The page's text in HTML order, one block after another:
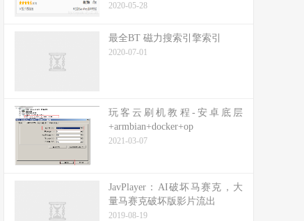
2020-05-28
最全BT 磁力搜索引擎索引
2020-07-01
玩客云刷机教程-安卓底层
+armbian+docker+op
2021-03-07
JavPlayer：AI破坏马赛克，大
量马赛克破坏版影片流出
2019-08-19